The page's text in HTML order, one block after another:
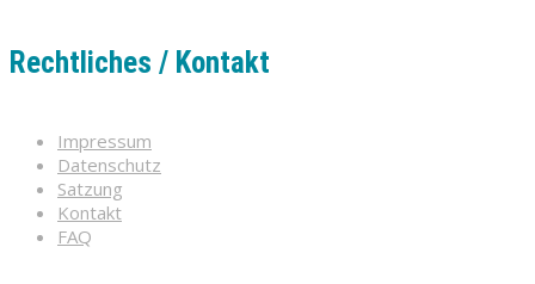
Rechtliches / Kontakt
Impressum
Datenschutz
Satzung
Kontakt
FAQ